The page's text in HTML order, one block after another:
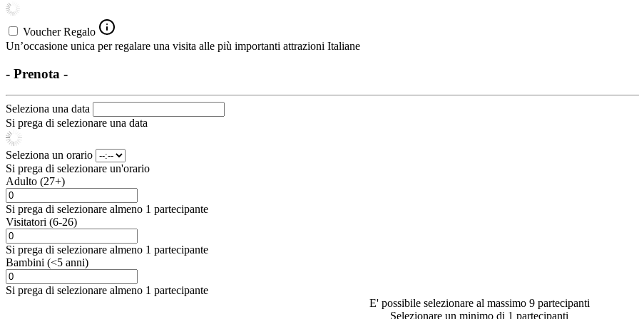
Voucher Regalo
Un’occasione unica per regalare una visita alle più importanti attrazioni Italiane
- Prenota -
Seleziona una data
Si prega di selezionare una data
Seleziona un orario
Si prega di selezionare un'orario
Adulto (27+)
Si prega di selezionare almeno 1 partecipante
Visitatori (6-26)
Si prega di selezionare almeno 1 partecipante
Bambini (<5 anni)
Si prega di selezionare almeno 1 partecipante
E' possibile selezionare al massimo 9 partecipanti
Selezionare un minimo di 1 partecipanti